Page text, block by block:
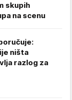
skupih
na scenu
ništa
razlog za